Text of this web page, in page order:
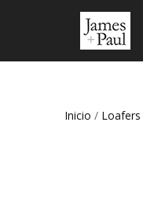
Inicio / Loafers